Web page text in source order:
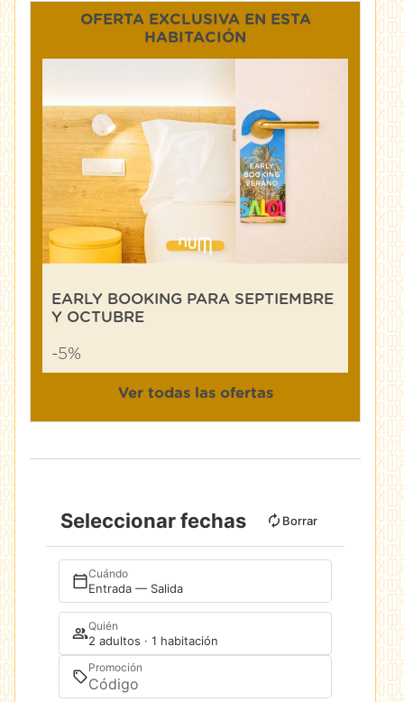
OFERTA EXCLUSIVA EN ESTA
HABITACIÓN
EARLY BOOKING PARA SEPTIEMBRE
Y OCTUBRE
-5%
Ver todas las ofertas
Seleccionar fechas Borrar
Cuándo
Entrada — Salida
Quién
2 adultos · 1 habitación
Promoción